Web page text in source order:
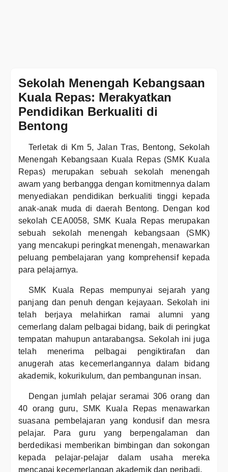
Sekolah Menengah Kebangsaan
Kuala Repas: Merakyatkan
Pendidikan Berkualiti di
Bentong
Terletak di Km 5, Jalan Tras, Bentong, Sekolah
Menengah Kebangsaan Kuala Repas (SMK Kuala
Repas) merupakan sebuah sekolah menengah
awam yang berbangga dengan komitmennya dalam
menyediakan pendidikan berkualiti tinggi kepada
anak-anak muda di daerah Bentong. Dengan kod
sekolah CEA0058, SMK Kuala Repas merupakan
sebuah sekolah menengah kebangsaan (SMK)
yang mencakupi peringkat menengah, menawarkan
peluang pembelajaran yang komprehensif kepada
para pelajarnya.
SMK Kuala Repas mempunyai sejarah yang
panjang dan penuh dengan kejayaan. Sekolah ini
telah berjaya melahirkan ramai alumni yang
cemerlang dalam pelbagai bidang, baik di peringkat
tempatan mahupun antarabangsa. Sekolah ini juga
telah menerima pelbagai pengiktirafan dan
anugerah atas kecemerlangannya dalam bidang
akademik, kokurikulum, dan pembangunan insan.
Dengan jumlah pelajar seramai 306 orang dan
40 orang guru, SMK Kuala Repas menawarkan
suasana pembelajaran yang kondusif dan mesra
pelajar. Para guru yang berpengalaman dan
berdedikasi memberikan bimbingan dan sokongan
kepada pelajar-pelajar dalam usaha mereka
mencapai kecemerlangan akademik dan peribadi.